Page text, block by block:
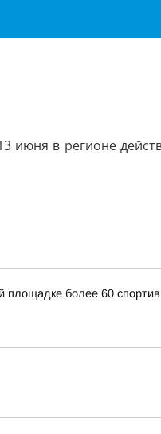
июня в регионе
более 60